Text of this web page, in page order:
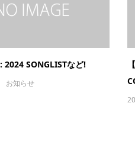
2024 SONGLISTなど!
お知らせ